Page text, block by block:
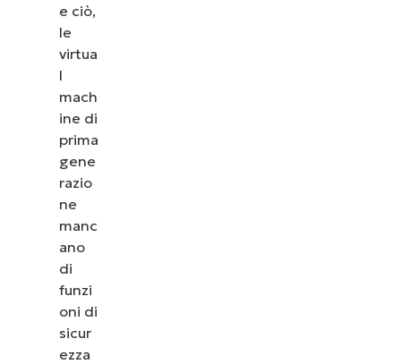
e ciò,
le
virtua
l
mach
ine di
prima
gene
razio
ne
manc
ano
di
funzi
oni di
sicur
ezza